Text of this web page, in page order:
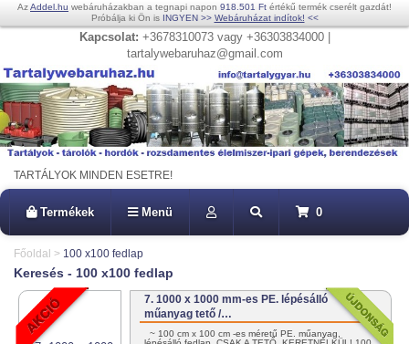
AzAddel.hu webáruházakban a tegnapi napon 918.501 Ft értékű termék cserélt gazdát!
Próbálja ki Ön is INGYEN >> Webáruházat indítok! <<
Kapcsolat: +3678310073 vagy +36303834000 |
tartalywebaruhaz@gmail.com
TARTÁLYOK MINDEN ESETRE!
Termékek Menü 0
Főoldal > 100 x100 fedlap
Keresés - 100 x100 fedlap
7. 1000 x 1000 mm-es PE. lépésálló
műanyag tető /…
~ 100 cm x 100 cm -es méretű PE. műanyag,